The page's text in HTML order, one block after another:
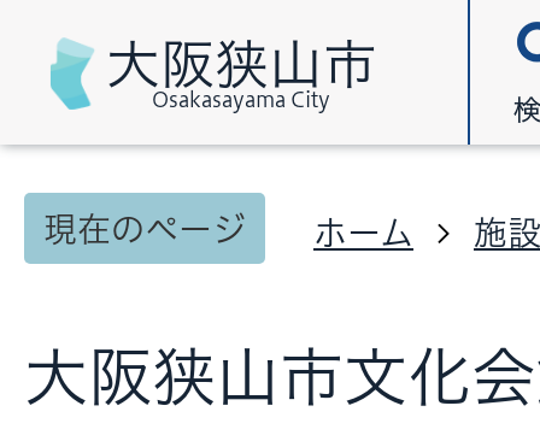
大阪狭山市
Osakasayama City
現在のページ ホーム 施
大阪狭山市文化